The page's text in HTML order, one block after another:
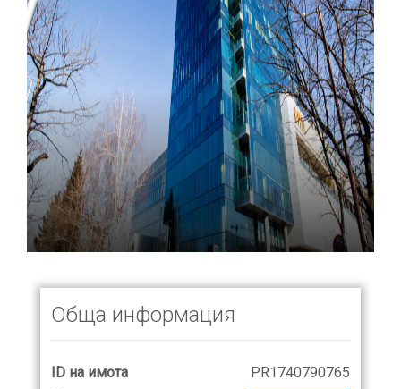
Обща информация
ID на имота
PR1740790765